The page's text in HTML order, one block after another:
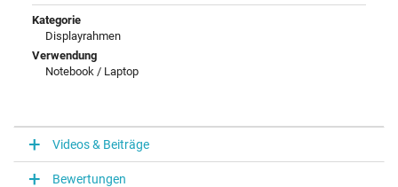
Kategorie
Displayrahmen
Verwendung
Notebook / Laptop
Videos & Beiträge
Bewertungen